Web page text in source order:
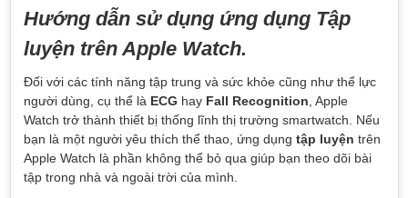
Hướng dẫn sử dụng ứng dụng Tập
luyện trên Apple Watch.
Đối với các tính năng tập trung và sức khỏe cũng như thể lực
người dùng, cụ thể là ECG hay Fall Recognition , Apple
Watch trở thành thiết bị thống lĩnh thị trường smartwatch. Nếu
bạn là một người yêu thích thể thao, ứng dụng tập luyện trên
Apple Watch là phần không thể bỏ qua giúp bạn theo dõi bài
tập trong nhà và ngoài trời của mình.